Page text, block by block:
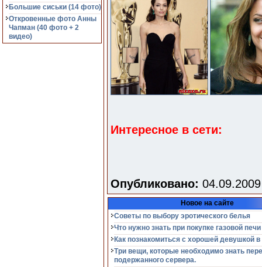
Большие сиськи (14 фото)
Откровенные фото Анны
Чапман (40 фото + 2
видео)
Интересное в сети:
Опубликовано:
Новое на сайте
Советы по выбору эротического белья
Что нужно знать при покупке газовой печи
Как познакомиться с хорошей девушкой в
Три вещи, которые необходимо знать
подержанного сервера.